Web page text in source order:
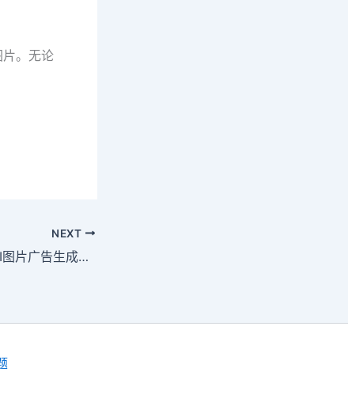
。无论
NEXT
BannerBot 免费的AI图片广告生成工具